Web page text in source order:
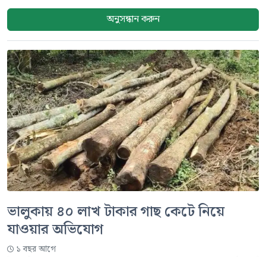
অনুসন্ধান করুন
ভালুকায় ৪০ লাখ টাকার গাছ কেটে নিয়ে
যাওয়ার অভিযোগ
১ বছর আগে